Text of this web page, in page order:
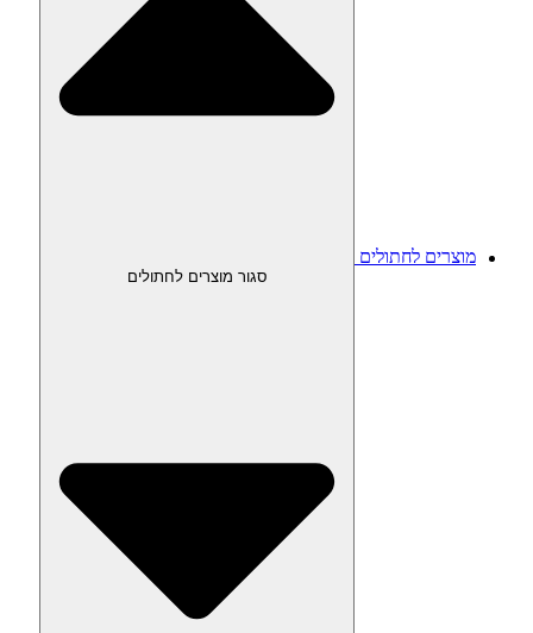
מוצרים לחתולים
סגור מוצרים לחתולים